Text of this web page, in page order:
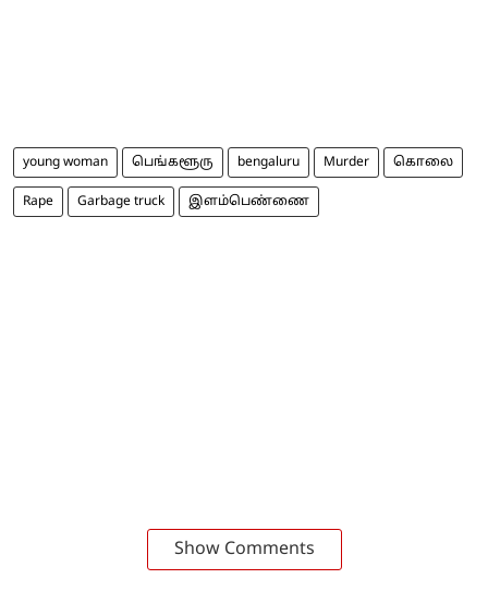
young woman பெங்களூரு bengaluru Murder கொலை
Rape Garbage truck இளம்பெண்ணை
Show Comments